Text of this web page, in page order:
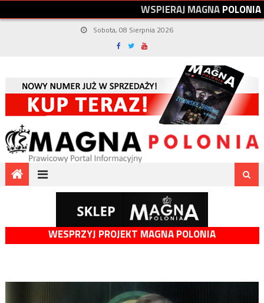
WSPIERAJMAGNAPOLONIA
Sobota, 08 Sierpnia 2026
WESPRZYJ PROJEKT MAGNA POLONIA